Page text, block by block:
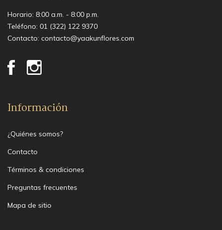
Horario: 8:00 a.m. - 8:00 p.m.
Teléfono: 01 (322) 122 9370
Contacto: contacto@yaakunflores.com
Información
¿Quiénes somos?
Contacto
Términos & condiciones
Preguntas frecuentes
Mapa de sitio